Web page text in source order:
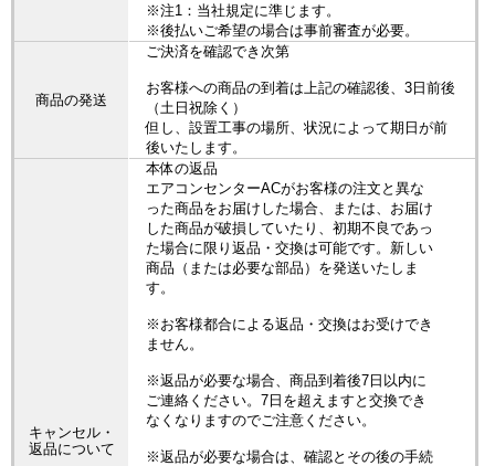
※注1：当社規定に準じます。
※後払いご希望の場合は事前審査が必要。
商品の発送
ご決済を確認でき次第
お客様への商品の到着は上記の確認後、3日前後
（土日祝除く）
但し、設置工事の場所、状況によって期日が前
後いたします。
キャンセル・
返品について
本体の返品
エアコンセンターACがお客様の注文と異な
った商品をお届けした場合、または、お届け
した商品が破損していたり、初期不良であっ
た場合に限り返品・交換は可能です。新しい
商品（または必要な部品）を発送いたしま
す。
※お客様都合による返品・交換はお受けでき
ません。
※返品が必要な場合、商品到着後7日以内に
ご連絡ください。7日を超えますと交換でき
なくなりますのでご注意ください。
※返品が必要な場合は、確認とその後の手続